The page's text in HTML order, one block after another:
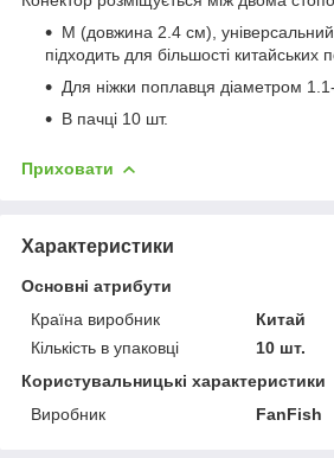
M (довжина 2.4 см),
підходить для більшості китайських
Для ніжки поплавця діаметром
В пачці 10 шт.
Приховати
Характеристики
Основні атрибути
Країна виробник
Китай
Кількість в упаковці
10 шт.
Користувальницькі характеристики
Виробник
FanFish